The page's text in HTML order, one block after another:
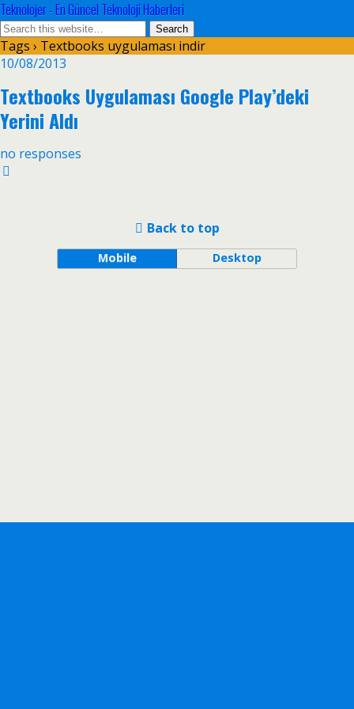
Teknolojer - En Güncel Teknoloji Haberleri
Tags › Textbooks uygulaması indir
10/08/2013
Textbooks Uygulaması Google Play’deki
Yerini Aldı
no responses
Back to top
Mobile Desktop